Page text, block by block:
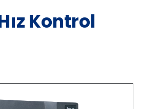
Kontrol